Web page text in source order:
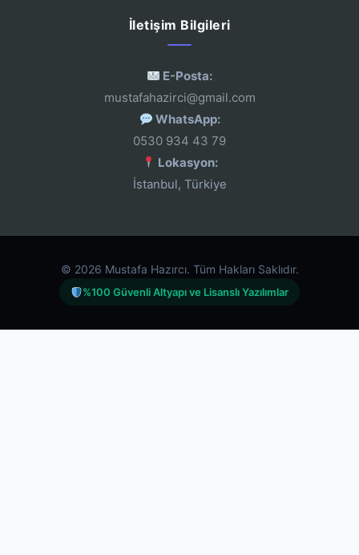
İletişim Bilgileri
E-Posta:
mustafahazirci@gmail.com
WhatsApp:
0530 934 43 79
Lokasyon:
İstanbul, Türkiye
© 2026 Mustafa Hazırcı. Tüm Hakları Saklıdır.
%100 Güvenli Altyapı ve Lisanslı Yazılımlar